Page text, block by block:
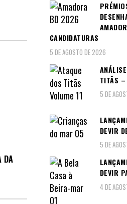
DA
CANDIDATURAS
5 DE AGOSTO DE 2026
TITÃS –
5 DE
DEVIR
5 DE
DEVIR
4 DE